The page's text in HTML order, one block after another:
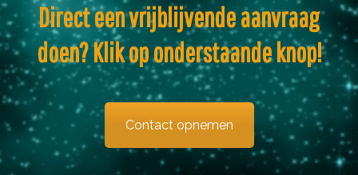
Direct een vrijblijvende aanvraag
doen? Klik op onderstaande knop!
Contact opnemen